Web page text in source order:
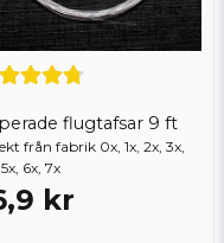
flugtafsar 9 ft
från fabrik 0x, 1x, 2x, 3x,
6x, 7x
kr